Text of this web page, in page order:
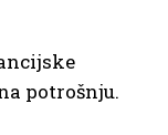
potrošnju.